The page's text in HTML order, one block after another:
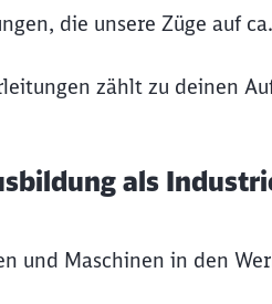
die unsere Züge auf
zählt zu deinen
als
und Maschinen in den